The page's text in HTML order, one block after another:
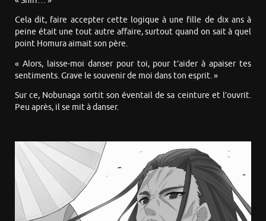
Cela dit, faire accepter cette logique à une fille de dix ans à
peine était une tout autre affaire, surtout quand on sait à quel
point Homura aimait son père.
« Alors, laisse-moi danser pour toi, pour t’aider à apaiser tes
sentiments. Grave le souvenir de moi dans ton esprit. »
Sur ce, Nobunaga sortit son éventail de sa ceinture et l’ouvrit.
Peu après, il se mit à danser.